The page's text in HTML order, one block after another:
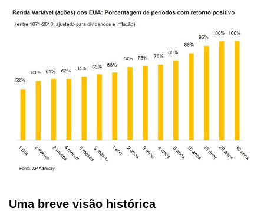
Uma breve visão histórica